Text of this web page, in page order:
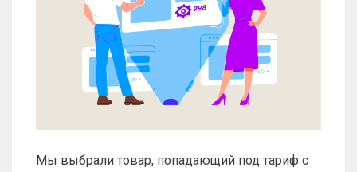
Мы выбрали товар, попадающий под тариф с